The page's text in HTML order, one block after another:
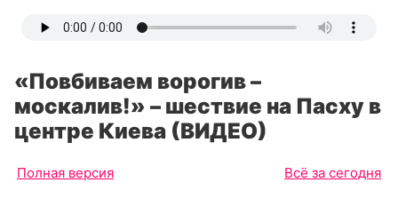
«Повбиваем ворогив –
москалив!» – шествие на Пасху в
центре Киева (ВИДЕО)
Полная версия Всё за сегодня